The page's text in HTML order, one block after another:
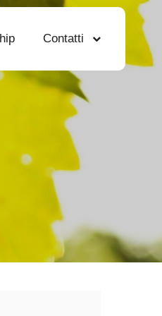
Contatti